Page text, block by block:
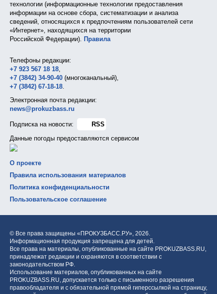
технологии (информационные технологии предоставления
информации на основе сбора, систематизации и анализа
сведений, относящихся к предпочтениям пользователей сети
«Интернет», находящихся на территории
Российской Федерации). Правила
Телефоны редакции:
+7 923 567 18 18,
+7 (3842) 34-90-40 (многоканальный),
+7 (3842) 67-18-18.
Электронная почта редакции:
news@prokuzbass.ru
Подписка на новости:
RSS
Данные погоды предоставляются сервисом
О проекте
Правила использования материалов
Политика конфиденциальности
Пользовательское соглашение
© Все права защищены «ПРОКУЗБАСС.РУ», 2026.
Информационная продукция запрещена для детей.
Все права на материалы, опубликованные на сайте PROKUZBASS.RU,
принадлежат редакции и охраняются в соответствии с
законодательством РФ.
Использование материалов, опубликованных на сайте
PROKUZBASS.RU, допускается только с письменного разрешения
правообладателя и с обязательной прямой гиперссылкой на страницу,